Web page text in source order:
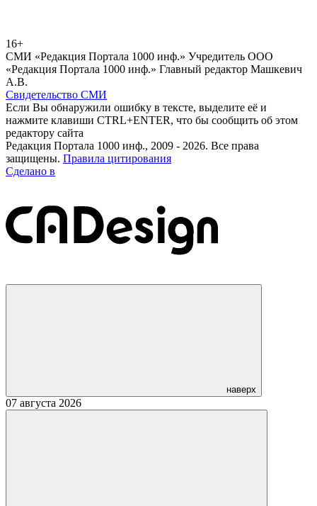
16+
СМИ «Редакция Портала 1000 инф.» Учредитель ООО
«Редакция Портала 1000 инф.» Главный редактор Машкевич
А.В.
Свидетельство СМИ
Если Вы обнаружили ошибку в тексте, выделите её и
нажмите клавиши CTRL+ENTER, что бы сообщить об этом
редактору сайта
Редакция Портала 1000 инф., 2009 - 2026. Все права
защищены. Правила цитирования
Сделано в
наверх
07 августа 2026